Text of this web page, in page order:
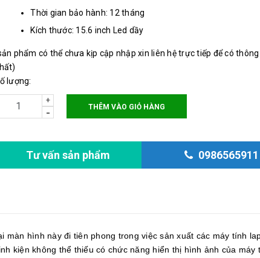
Thời gian bảo hành: 12 tháng
Kích thước: 15.6 inch Led dầy
Chân kết nối: 40 chân
phẩm có thể chưa kịp cập nhập xin liên hệ trực tiếp để có
lượng:
+
- THÊM VÀO GIỎ HÀNG
Tư vấn sản phẩm 0986565911
màn hình này đi tiên phong trong việc sản xuất các máy tính
kiện không thể thiếu có chức năng hiển thị hình ảnh của máy